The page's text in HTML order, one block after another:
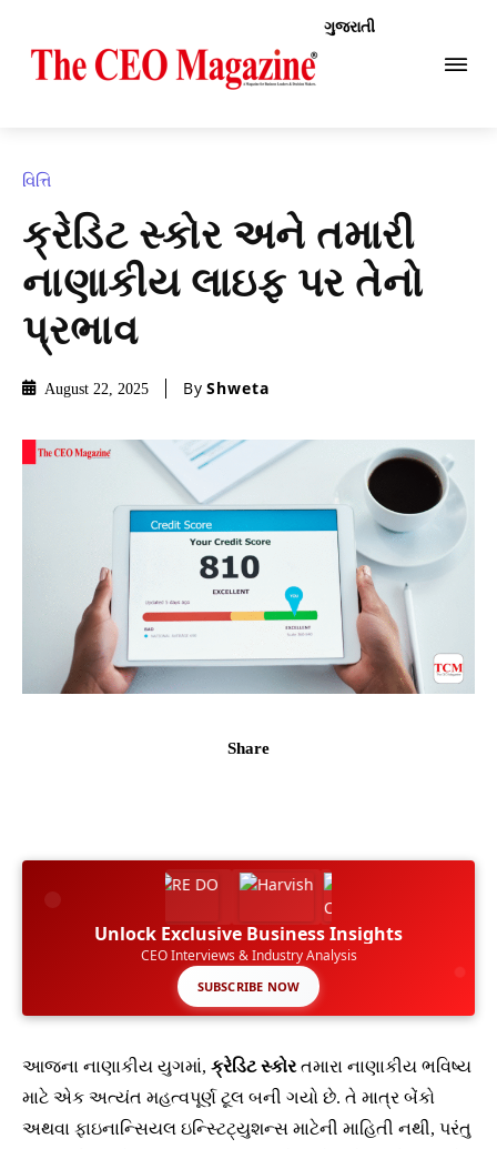
ગુજરાતી
વિત્તિ
ક્રેડિટ સ્કોર અને તમારી
નાણાકીય લાઇફ પર તેનો
પ્રભાવ
August 22, 2025 By Shweta
Share
Unlock Exclusive Business Insights
CEO Interviews & Industry Analysis
SUBSCRIBE NOW
આજના નાણાકીય યુગમાં, ક્રેડિટ સ્કોરતમારા નાણાકીય ભવિષ્ય
માટે એક અત્યંત મહત્વપૂર્ણ ટૂલ બની ગયો છે. તે માત્ર બેંકો
અથવા ફાઇનાન્સિયલ ઇન્સ્ટિટ્યુશન્સ માટેની માહિતી નથી, પરંતુ